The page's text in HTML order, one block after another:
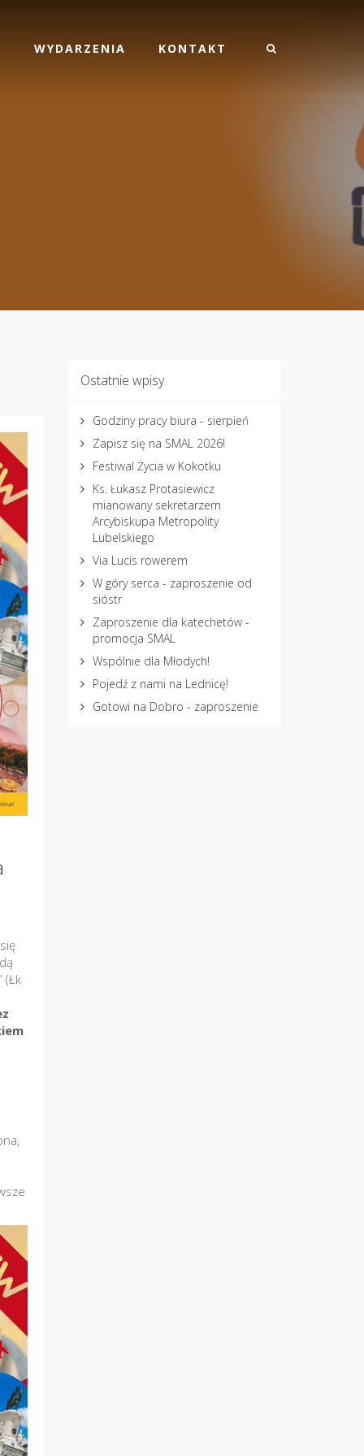
WYDARZENIA KONTAKT
(Łk
Ostatnie wpisy
Godziny pracy biura - sierpień
Zapisz się na SMAL 2026!
Festiwal Życia w Kokotku
Ks. Łukasz Protasiewicz
mianowany sekretarzem
Arcybiskupa Metropolity
Lubelskiego
Via Lucis rowerem
W góry serca - zaproszenie od
sióstr
Zaproszenie dla katechetów -
promocja SMAL
Wspólnie dla Młodych!
Pojedź z nami na Lednicę!
Gotowi na Dobro - zaproszenie